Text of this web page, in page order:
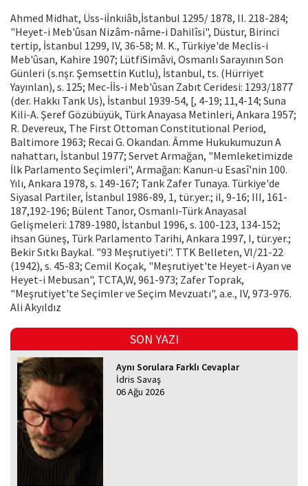
Ahmed Midhat, Üss-iİnkıiâb,İstanbul 1295/ 1878, II. 218-284;
"Heyet-i Meb'ûsan Nizâm-nâme-i Dahilîsi", Düstur, Birinci
tertip, İstan­bul 1299, IV, 36-58; M. K., Türkiye'de Meclis-i
Meb'ûsan, Kahire 1907; LütfiSimâvi, Osmanlı Sarayının Son
Günleri (s.nşr. Şemsettin Kutlu), İstanbul, ts. (Hürriyet
Yayınlan), s. 125; Mec-İİs-i Meb'ûsan Zabıt Ceridesi: 1293/1877
(der. Hakkı Tank Us), İstanbul 1939-54, [, 4-19; 11,4-14; Suna
Kili-A. Şeref Gözübüyük, Türk Anaya­sa Metinleri, Ankara 1957;
R. Devereux, The First Ottoman Constitutional Period,
Baltimore 1963; Recai G. Okandan. Âmme Hukukumu­zun A
nahattarı, İstanbul 1977; Servet Arma­ğan, "Memleketimizde
İlk Parlamento Seçim­leri", Armağan: Kanun-u Esasî'nin 100.
Yılı, Ankara 1978, s. 149-167; Tank Zafer Tunaya. Türkiye'de
Siyasal Partiler, İstanbul 1986-89, 1, tür.yer.; il, 9-16; III, 161-
187,192-196; Bülent Tanor, Osmanlı-Türk Anayasal
Gelişmeleri: 1789-1980, İstanbul 1996, s. 100-123, 134-152;
ihsan Güneş, Türk Parlamento Tarihi, Ankara 1997, I, tür.yer.;
Bekir Sıtkı Baykal. "93 Meşru­tiyeti". TTK Belleten, VI/21-22
(1942), s. 45-83; Cemil Koçak, "Meşrutiyet'te Heyet-i Ayan ve
Heyet-i Mebusan", TCTA,W, 961-973; Zafer Toprak,
"Meşrutiyet'te Seçimler ve Seçim Mev­zuatı", a.e., IV, 973-976.
Ali Akyıldız
SON YAZI
Aynı Sorulara Farklı Cevaplar
İdris Savaş
06 Ağu 2026